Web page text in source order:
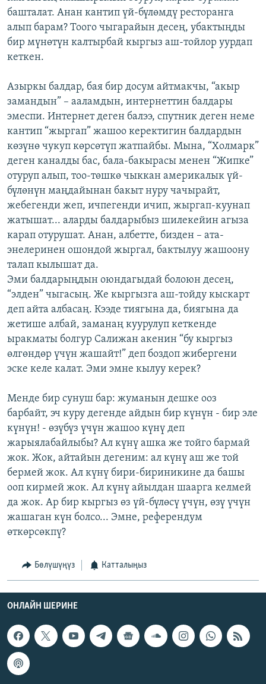
башталат. Анан кантип үй-бүлөмдү ресторанга
алып барам? Тоого чыгарайын десең, убактыңды
бир мүнөтүн калтырбай кыргыз аш-тойлор уурдап
кеткен.
Азыркы балдар, бая бир досум айтмакчы, “акыр
замандын” – ааламдын, интернеттин балдары
эмеспи. Интернет деген балээ, спутник деген неме
кантип “жыргап” жашоо керектигин балдардын
көзүнө чукуп көрсөтүп жатпайбы. Мына, “Холмарк”
деген каналды бас, бала-бакырасы менен “Жипке”
отуруп алып, тоо-төшкө чыккан америкалык үй-
бүлөнүн маңдайынан бакыт нуру чачырайт,
жебегенди жеп, ичпегенди ичип, жыргап-куунап
жатышат... аларды балдарыбыз шилекейин агыза
карап отурушат. Анан, албетте, бизден – ата-
энелеринен ошондой жыргал, бактылуу жашоону
талап кылышат да.
Эми балдарыңдын оюндагыдай болоюн десең,
“элден” чыгасың. Же кыргызга аш-тойду кыскарт
деп айта албасаң. Кээде тиягына да, биягына да
жетише албай, заманаң куурулуп кеткенде
ыракматы болгур Салижан акенин “бу кыргыз
өлгөндөр үчүн жашайт!” деп боздоп жибергени
эске келе калат. Эми эмне кылуу керек?
Менде бир сунуш бар: жуманын дешке ооз
барбайт, эч куру дегенде айдын бир күнүн - бир эле
күнүн! - өзүбүз үчүн жашоо күнү деп
жарыялабайлыбы? Ал күнү ашка же тойго бармай
жок. Жок, айтайын дегеним: ал күнү аш же той
бермей жок. Ал күнү бири-бириникине да башы
ооп кирмей жок. Ал күнү айылдан шаарга келмей
да жок. Ар бир кыргыз өз үй-бүлөсү үчүн, өзү үчүн
жашаган күн болсо... Эмне, референдум
өткөрсөкпү?
Бөлүшүңүз Катталыңыз
ОНЛАЙН ШЕРИНЕ